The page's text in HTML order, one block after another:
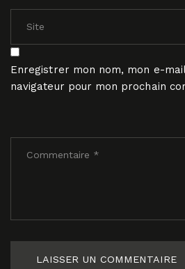
Enregistrer mon nom, mon e-
navigateur pour mon prochain
LAISSER UN COMMENTAIRE